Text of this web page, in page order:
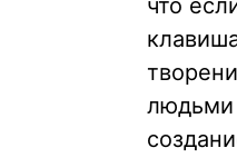
что
людьми